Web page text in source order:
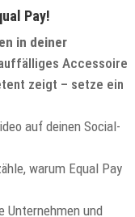
Pay!
in deiner
Accessoire
zeigt – setze ein
auf deinen Social-
warum Equal Pay
Unternehmen und